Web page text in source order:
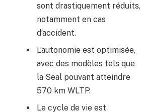
sont drastiquement réduits,
notamment en cas
d’accident.
L’autonomie est optimisée,
avec des modèles tels que
la Seal pouvant atteindre
570 km WLTP.
Le cycle de vie est